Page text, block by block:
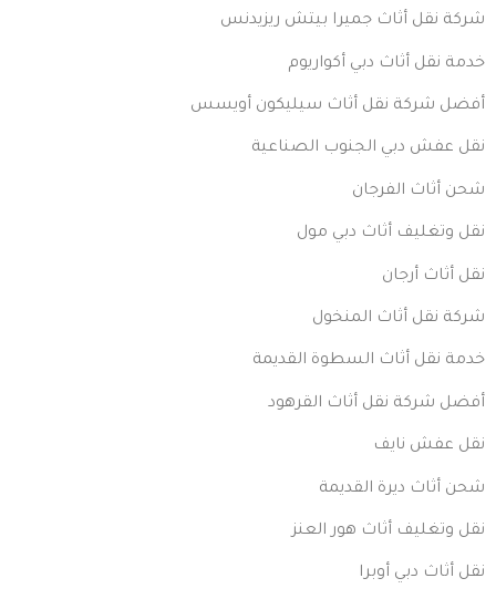
شركة نقل أثاث جميرا بيتش ريزيدنس
خدمة نقل أثاث دبي أكواريوم
أفضل شركة نقل أثاث سيليكون أويسس
نقل عفش دبي الجنوب الصناعية
شحن أثاث الفرجان
نقل وتغليف أثاث دبي مول
نقل أثاث أرجان
شركة نقل أثاث المنخول
خدمة نقل أثاث السطوة القديمة
أفضل شركة نقل أثاث القرهود
نقل عفش نايف
شحن أثاث ديرة القديمة
نقل وتغليف أثاث هور العنز
نقل أثاث دبي أوبرا